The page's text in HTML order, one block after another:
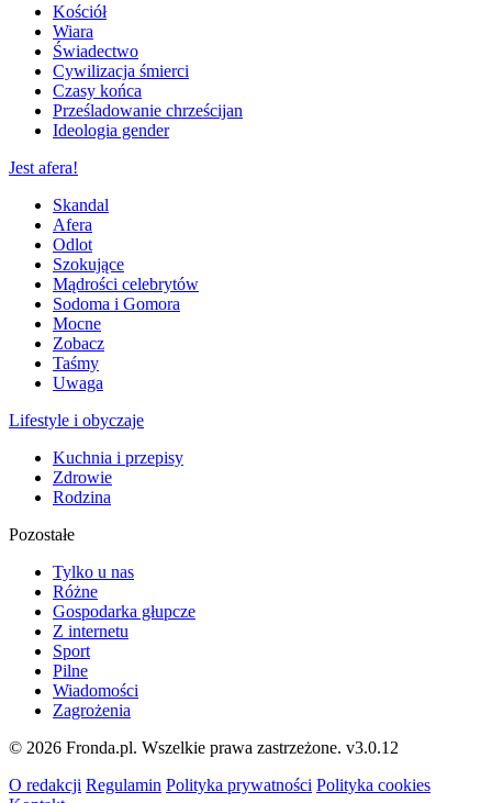
Kościół
Wiara
Świadectwo
Cywilizacja śmierci
Czasy końca
Prześladowanie chrześcijan
Ideologia gender
Jest afera!
Skandal
Afera
Odlot
Szokujące
Mądrości celebrytów
Sodoma i Gomora
Mocne
Zobacz
Taśmy
Uwaga
Lifestyle i obyczaje
Kuchnia i przepisy
Zdrowie
Rodzina
Pozostałe
Tylko u nas
Różne
Gospodarka głupcze
Z internetu
Sport
Pilne
Wiadomości
Zagrożenia
© 2026 Fronda.pl. Wszelkie prawa zastrzeżone. v3.0.12
O redakcji Regulamin Polityka prywatności Polityka cookies